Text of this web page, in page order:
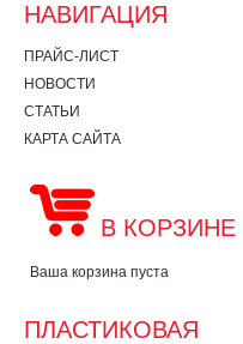
НАВИГАЦИЯ
ПРАЙС-ЛИСТ
НОВОСТИ
СТАТЬИ
КАРТА САЙТА
В КОРЗИНЕ
Ваша корзина пуста
ПЛАСТИКОВАЯ